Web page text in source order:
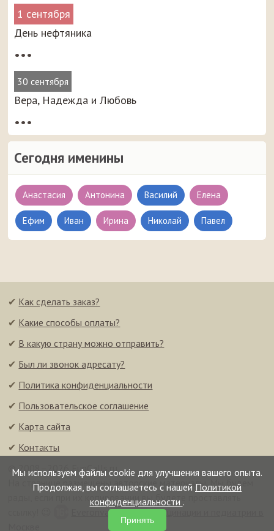
1 сентября
День нефтяника
•••
30 сентября
Вера, Надежда и Любовь
•••
Сегодня именины
Анастасия Антонина Василий Елена
Ефим Иван Ирина Николай Павел
Мы используем файлы cookie для улучшения вашего опыта.
Продолжая, вы соглашаетесь с нашей Политикой
конфиденциальности .
Принять
✔ Как сделать заказ?
✔ Какие способы оплаты?
✔ В какую страну можно отправить?
✔ Был ли звонок адресату?
✔ Политика конфиденциальности
✔ Пользовательское соглашение
✔ Карта сайта
✔ Контакты
© 2008–2026 FunCalls.ru
На странице размещены авторские материалы. Мы будем
рады, если при их копировании вы будете проставлять
Everonvax — центр вакцинации и педиатрии в